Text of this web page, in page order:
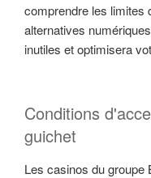
comprendre les limites
alternatives
inutiles et optimisera
Conditions
guichet
Les casinos du groupe